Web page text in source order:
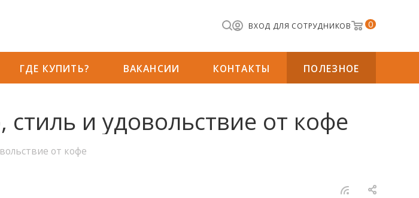
0
ВХОД ДЛЯ СОТРУДНИКОВ
ГДЕ КУПИТЬ? ВАКАНСИИ КОНТАКТЫ ПОЛЕЗНОЕ
и удовольствие от кофе
от кофе